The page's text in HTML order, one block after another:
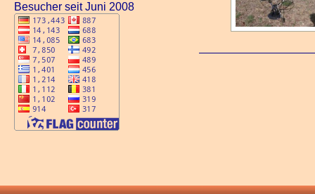
Besucher seit Juni 2008